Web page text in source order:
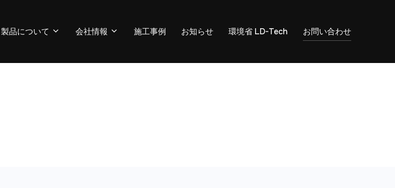
製品について 会社情報 施工事例 お知らせ 環境省 LD-Tech お問い合わせ